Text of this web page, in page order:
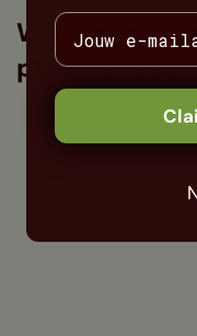
Wat onze
product